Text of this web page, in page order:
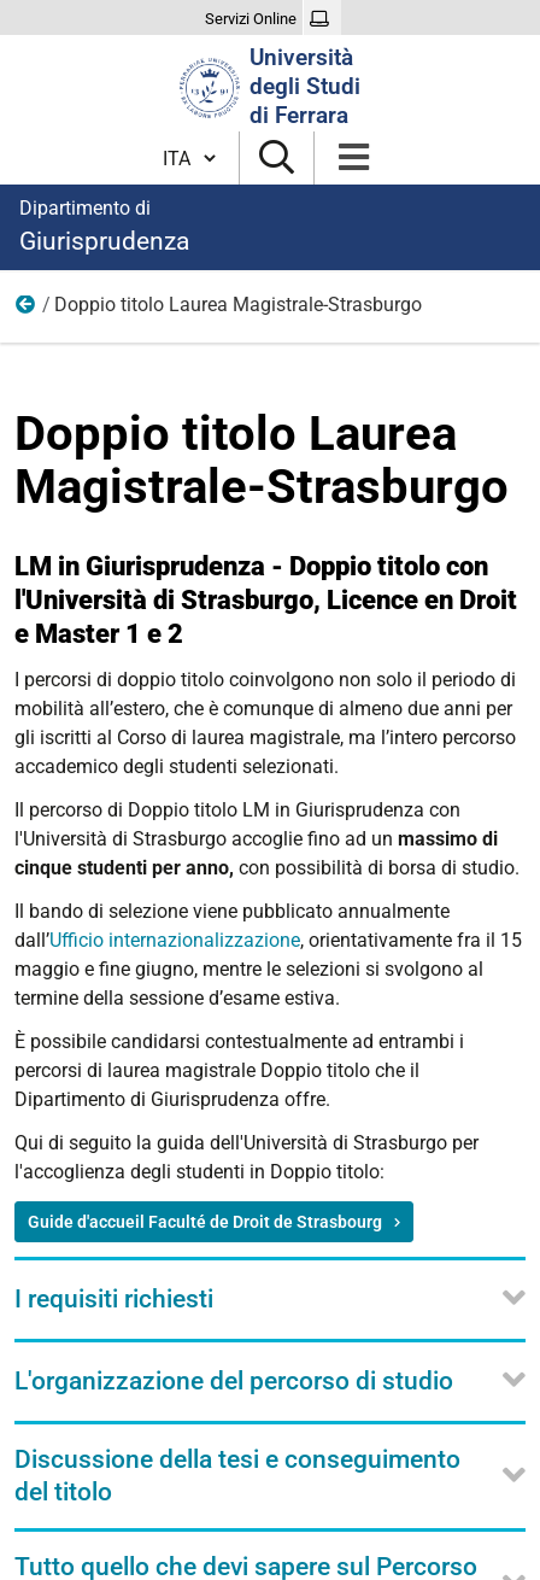
Servizi Online
Università
degli Studi
di Ferrara
Cambia lingua
Dipartimento di
Giurisprudenza
Studenti Unife
Doppio titolo Laurea Magistrale-Strasburgo
Doppio titolo Laurea
Magistrale-Strasburgo
LM in Giurisprudenza - Doppio titolo con
l'Università di Strasburgo, Licence en Droit
e Master 1 e 2
I percorsi di doppio titolo coinvolgono non solo il periodo di
mobilità all’estero, che è comunque di almeno due anni per
gli iscritti al Corso di laurea magistrale, ma l’intero percorso
accademico degli studenti selezionati.
Il percorso di Doppio titolo LM in Giurisprudenza con
l'Università di Strasburgo accoglie fino ad un massimo di
cinque studenti per anno, con possibilità di borsa di studio.
Il bando di selezione viene pubblicato annualmente
dall’Ufficio internazionalizzazione, orientativamente fra il 15
maggio e fine giugno, mentre le selezioni si svolgono al
termine della sessione d’esame estiva.
È possibile candidarsi contestualmente ad entrambi i
percorsi di laurea magistrale Doppio titolo che il
Dipartimento di Giurisprudenza offre.
Qui di seguito la guida dell'Università di Strasburgo per
l'accoglienza degli studenti in Doppio titolo:
Guide d'accueil Faculté de Droit de Strasbourg
I requisiti richiesti
L'organizzazione del percorso di studio
Discussione della tesi e conseguimento
del titolo
Tutto quello che devi sapere sul Percorso